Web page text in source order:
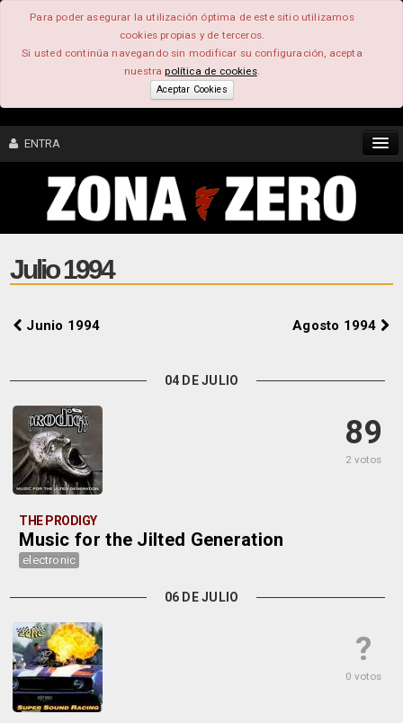
Para poder asegurar la utilización óptima de este sitio utilizamos
cookies propias y de terceros.
Si usted continúa navegando sin modificar su configuración, acepta
nuestrapolítica de cookies.
Aceptar Cookies
ENTRA
CONTENIDO
COMUNIDAD
FOROS
Julio 1994
Junio 1994 Agosto 1994
04 DE JULIO
89
2 votos
THE PRODIGY
Music for the Jilted Generation
electronic
06 DE JULIO
?
0 votos